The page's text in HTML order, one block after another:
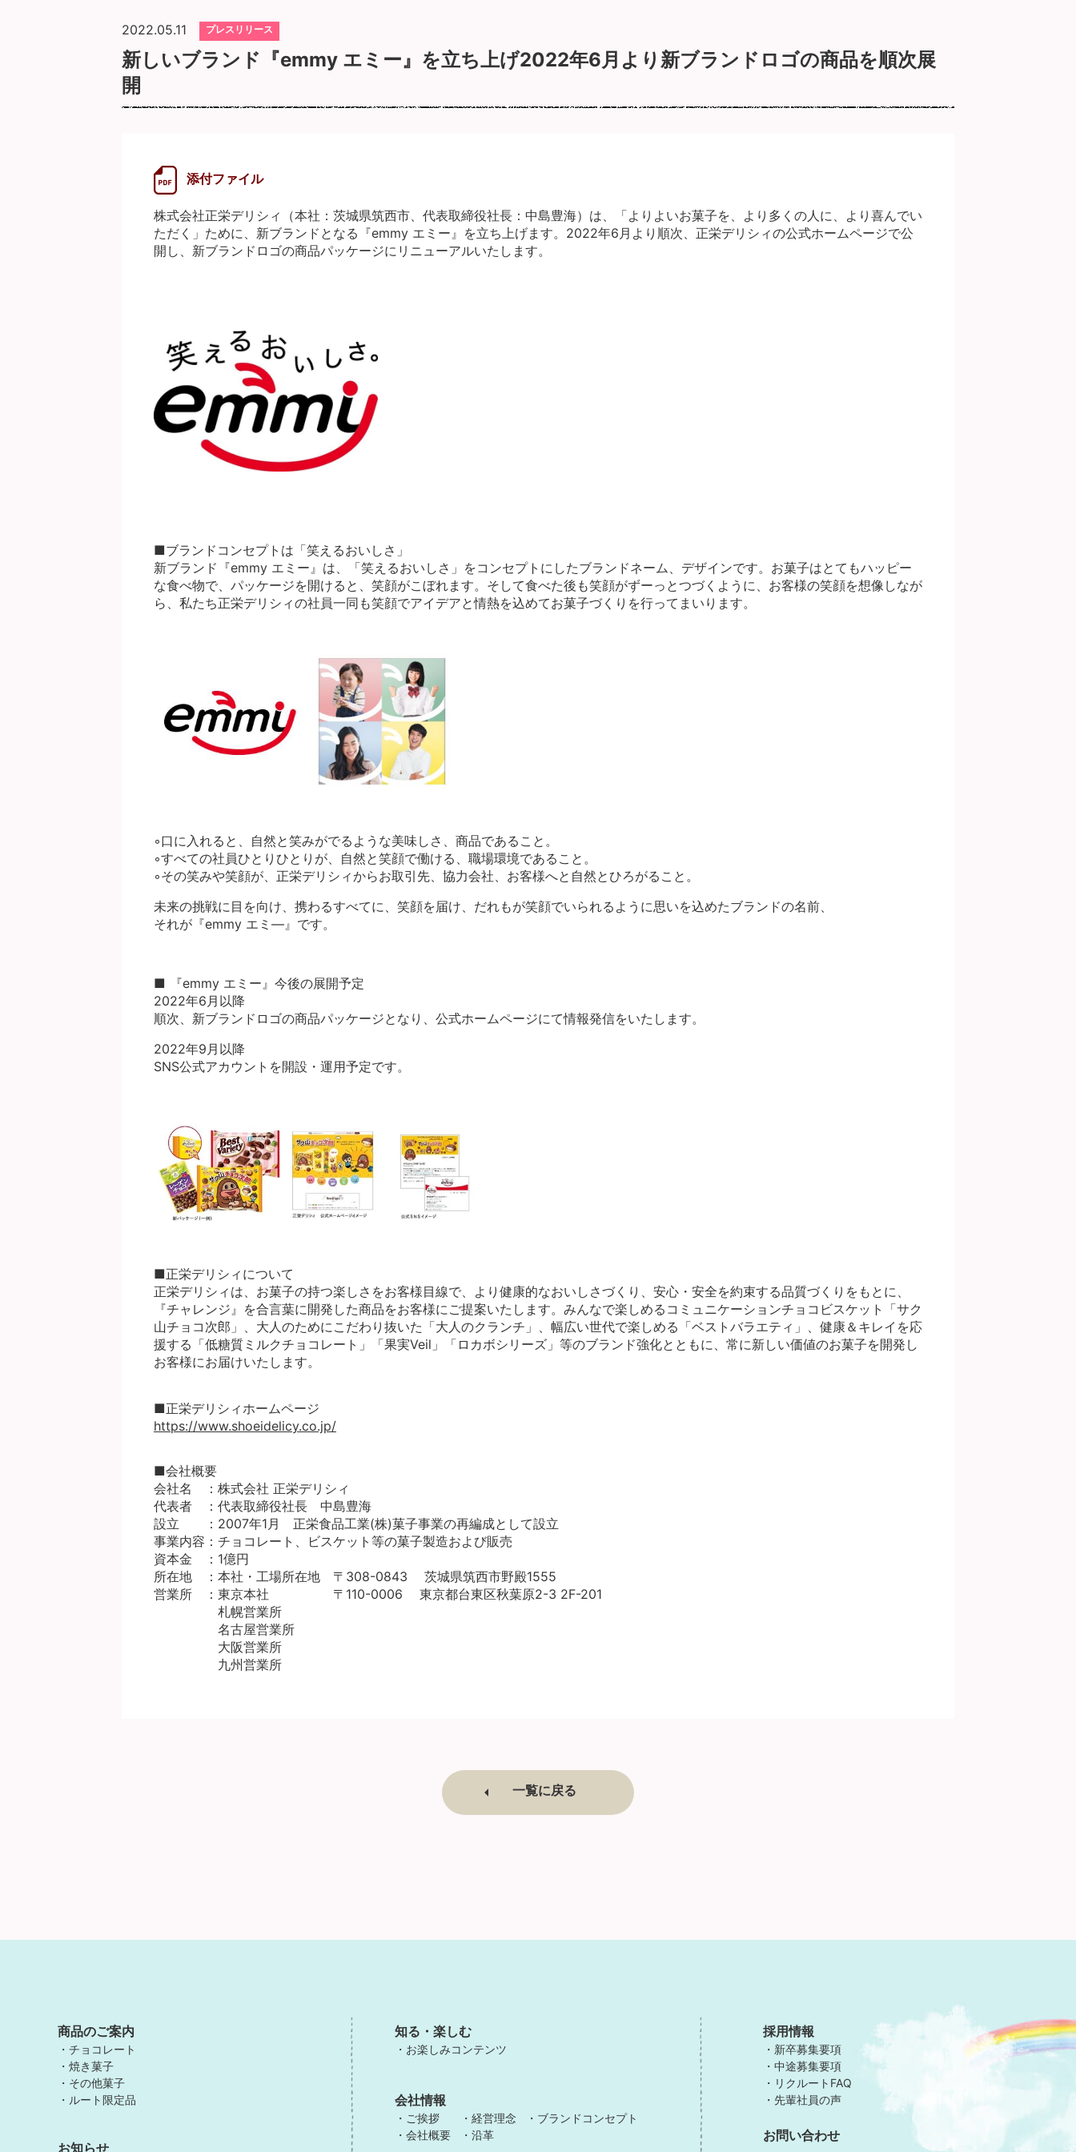
2022.05.11 プレスリリース
新しいブランド『emmy エミー』を立ち上げ2022年6月より新ブランドロゴの商品を順次展
開
添付ファイル
株式会社正栄デリシィ（本社：茨城県筑西市、代表取締役社⾧：中島豊海）は、「よりよいお菓子を、より多くの人に、より喜んでい
ただく」ために、新ブランドとなる『emmy エミー』を立ち上げます。2022年6月より順次、正栄デリシィの公式ホームページで公
開し、新ブランドロゴの商品パッケージにリニューアルいたします。
■ブランドコンセプトは「笑えるおいしさ」
新ブランド『emmy エミー』は、「笑えるおいしさ」をコンセプトにしたブランドネーム、デザインです。お菓子はとてもハッピー
な食べ物で、パッケージを開けると、笑顔がこぼれます。そして食べた後も笑顔がずーっとつづくように、お客様の笑顔を想像しなが
ら、私たち正栄デリシィの社員一同も笑顔でアイデアと情熱を込めてお菓子づくりを行ってまいります。
◦口に入れると、自然と笑みがでるような美味しさ、商品であること。
◦すべての社員ひとりひとりが、自然と笑顔で働ける、職場環境であること。
◦その笑みや笑顔が、正栄デリシィからお取引先、協力会社、お客様へと自然とひろがること。
未来の挑戦に目を向け、携わるすべてに、笑顔を届け、だれもが笑顔でいられるように思いを込めたブランドの名前、
それが『emmy エミ―』です。
■ 『emmy エミー』今後の展開予定
2022年6月以降
順次、新ブランドロゴの商品パッケージとなり、公式ホームページにて情報発信をいたします。
2022年9月以降
SNS公式アカウントを開設・運用予定です。
■正栄デリシィについて
正栄デリシィは、お菓子の持つ楽しさをお客様目線で、より健康的なおいしさづくり、安心・安全を約束する品質づくりをもとに、
『チャレンジ』を合言葉に開発した商品をお客様にご提案いたします。みんなで楽しめるコミュニケーションチョコビスケット「サク
山チョコ次郎」、大人のためにこだわり抜いた「大人のクランチ」、幅広い世代で楽しめる「ベストバラエティ」、健康＆キレイを応
援する「低糖質ミルクチョコレート」「果実Veil」「ロカボシリーズ」等のブランド強化とともに、常に新しい価値のお菓子を開発し
お客様にお届けいたします。
■正栄デリシィホームページ
https://www.shoeidelicy.co.jp/
■会社概要
会社名 ：株式会社 正栄デリシィ
代表者 ：代表取締役社⾧ 中島豊海
設立 ：2007年1月 正栄食品工業(株)菓子事業の再編成として設立
事業内容：チョコレート、ビスケット等の菓子製造および販売
資本金 ：1億円
所在地 ：本社・工場所在地 〒308-0843 茨城県筑西市野殿1555
営業所 ：東京本社 〒110-0006 東京都台東区秋葉原2-3 2F-201
札幌営業所
名古屋営業所
大阪営業所
九州営業所
一覧に戻る
商品のご案内
チョコレート
焼き菓子
その他菓子
ルート限定品
お知らせ
知る・楽しむ
お楽しみコンテンツ
会社情報
ご挨拶
会社概要
経営理念
沿革
ブランドコンセプト
採用情報
新卒募集要項
中途募集要項
リクルートFAQ
先輩社員の声
お問い合わせ